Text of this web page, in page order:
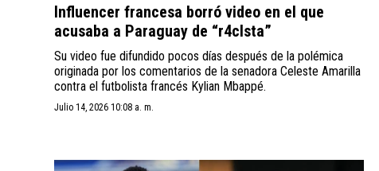
Influencer francesa borró video en el que
acusaba a Paraguay de “r4cIsta”
Su video fue difundido pocos días después de la polémica
originada por los comentarios de la senadora Celeste Amarilla
contra el futbolista francés Kylian Mbappé.
Julio 14, 2026 10:08 a. m.